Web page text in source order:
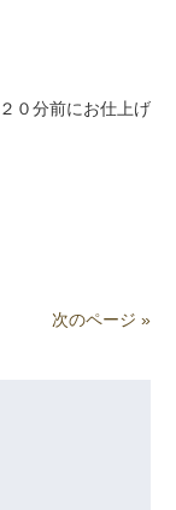
０分前にお仕上げ
次のページ »